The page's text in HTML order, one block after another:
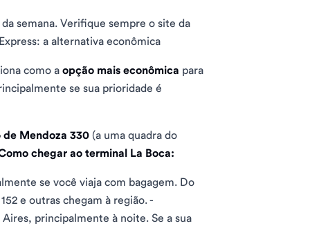
semana. Verifique sempre o site da
a alternativa econômica
como a opção mais econômica para
se sua prioridade é
de Mendoza 330 (a uma quadra do
chegar ao terminal La Boca:
se você viaja com bagagem. Do
e outras chegam à região. -
principalmente à noite. Se a sua